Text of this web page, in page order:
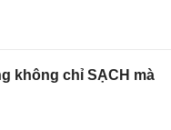
không chỉ SẠCH mà